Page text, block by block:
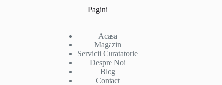
Pagini
Acasa
Magazin
Servicii Curatatorie
Despre Noi
Blog
Contact